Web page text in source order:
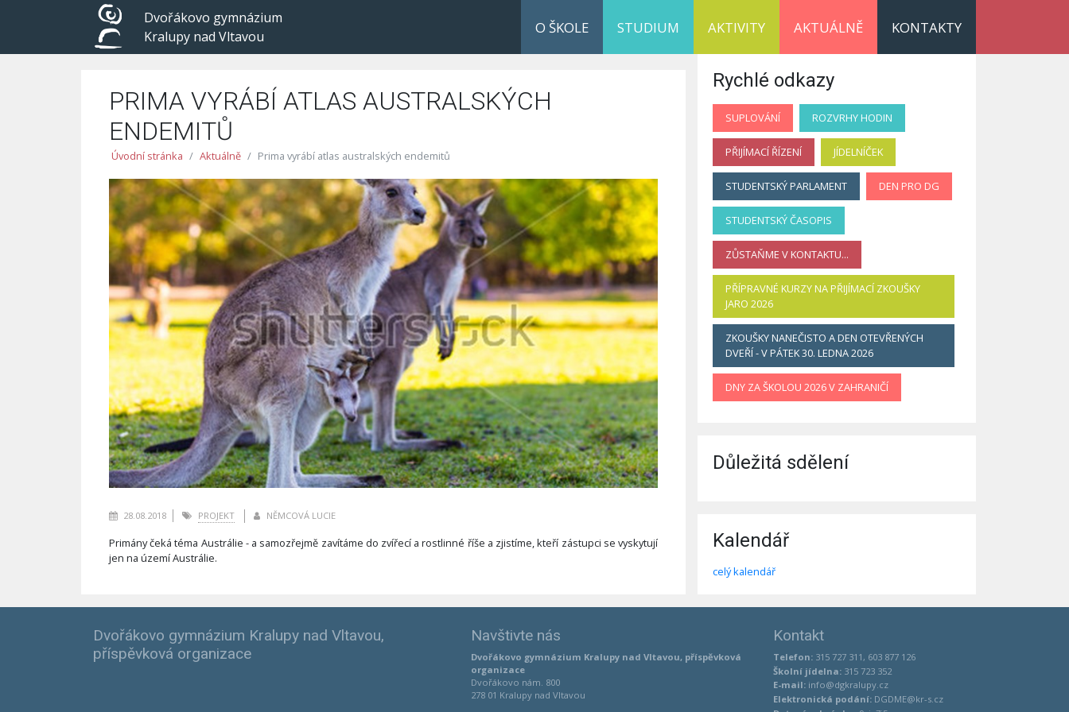
Dvořákovo gymnázium
Kralupy nad Vltavou
O ŠKOLE STUDIUM AKTIVITY AKTUÁLNĚ KONTAKTY
PRIMA VYRÁBÍ ATLAS AUSTRALSKÝCH
ENDEMITŮ
Úvodní stránka Aktuálně Prima vyrábí atlas australských endemitů
28.08.2018 PROJEKT NĚMCOVÁ LUCIE
Primány čeká téma Austrálie - a samozřejmě zavítáme do zvířecí a rostlinné říše a zjistíme, kteří zástupci se vyskytují
jen na území Austrálie.
Rychlé odkazy
SUPLOVÁNÍ ROZVRHY HODIN
PŘIJÍMACÍ ŘÍZENÍ JÍDELNÍČEK
STUDENTSKÝ PARLAMENT DEN PRO DG
STUDENTSKÝ ČASOPIS
ZŮSTAŇME V KONTAKTU...
PŘÍPRAVNÉ KURZY NA PŘIJÍMACÍ ZKOUŠKY
JARO 2026
ZKOUŠKY NANEČISTO A DEN OTEVŘENÝCH
DVEŘÍ - V PÁTEK 30. LEDNA 2026
DNY ZA ŠKOLOU 2026 V ZAHRANIČÍ
Důležitá sdělení
Kalendář
celý kalendář
Dvořákovo gymnázium Kralupy nad Vltavou,
příspěvková organizace
Navštivte nás
Dvořákovo gymnázium Kralupy nad Vltavou, příspěvková
organizace
Dvořákovo nám. 800
278 01 Kralupy nad Vltavou
Kontakt
Telefon: 315 727 311, 603 877 126
Školní jídelna: 315 723 352
E-mail: info@dgkralupy.cz
Elektronická podání: DGDME@kr-s.cz